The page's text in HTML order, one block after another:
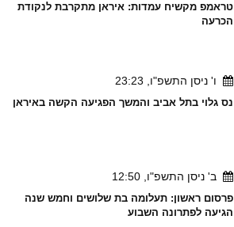
טראמפ מקשיח עמדות: איראן מתקרבת לנקודת
הכרעה
ו' ניסן התשפ"ו, 23:23
נס גלוי בתל אביב והמשך הפגיעה הקשה באיראן
ב' ניסן התשפ"ו, 12:50
פרסום ראשון: תעלומה בת שלושים וחמש שנה
הגיעה לפתרונה השבוע